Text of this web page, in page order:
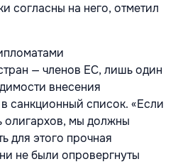
согласны на него, отметил
— членов ЕС, лишь один
внесения
санкционный список. «Если
олигархов, мы должны
для этого прочная
не были опровергнуты